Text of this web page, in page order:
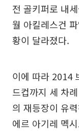
전 골키퍼로 내
월 아킬레스건
황이 달라졌다.
이에 따라 2014
드컵까지 세 차
의 재등장이 유
에르 아기레 멕